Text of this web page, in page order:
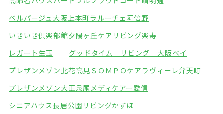
ベルパージュ大阪上本町ラルーチェ阿倍野
いきいき倶楽部館夕陽ヶ丘ケアリビング楽寿
レガート生玉
グッドタイム リビング 大阪ベイ
プレザンメゾン此花高見 ＳＯＭＰＯケアラヴィーレ弁天町
プレザンメゾン大正泉尾 メディケアー愛信
シニアハウス長居公園 リビングかずほ